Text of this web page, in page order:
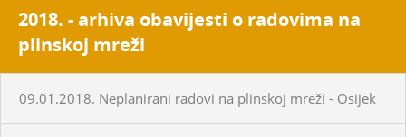
2018. - arhiva obavijesti o radovima na
plinskoj mreži
09.01.2018. Neplanirani radovi na plinskoj mreži - Osijek